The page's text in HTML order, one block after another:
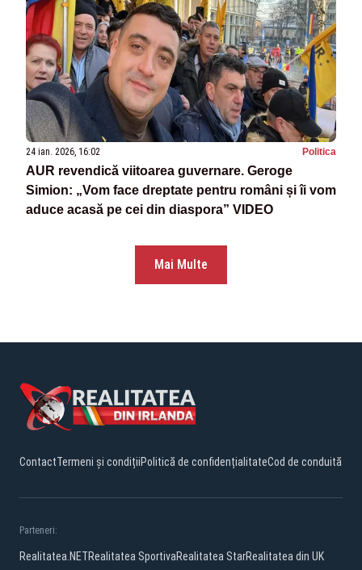
24 ian. 2026, 16:02 Politica
AUR revendică viitoarea guvernare. Geroge
Simion: „Vom face dreptate pentru români și îi vom
aduce acasă pe cei din diaspora” VIDEO
Mai Multe
ContactTermeni și condițiiPolitică de confidențialitateCod de conduită
Parteneri:
Realitatea.NETRealitatea SportivaRealitatea StarRealitatea din UK